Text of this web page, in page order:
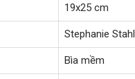
19x25 cm
Stephanie Stahl
Bìa mềm